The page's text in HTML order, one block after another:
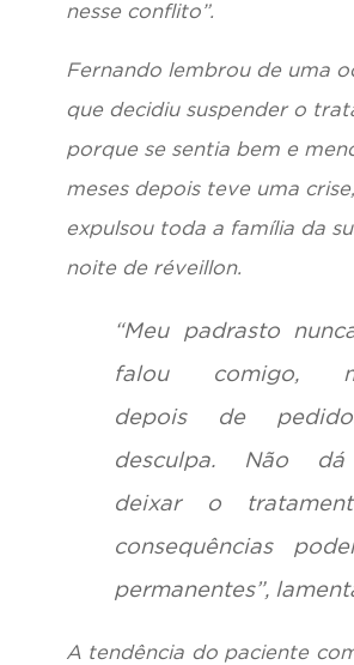
nesse conflito”.
Fernando lembrou de uma
que decidiu suspender o
porque se sentia bem e
meses depois teve uma
expulsou toda a família da
noite de réveillon.
“Meu padrasto
falou comigo,
depois de
desculpa. Não
deixar o
consequências
permanentes”,
A tendência do paciente